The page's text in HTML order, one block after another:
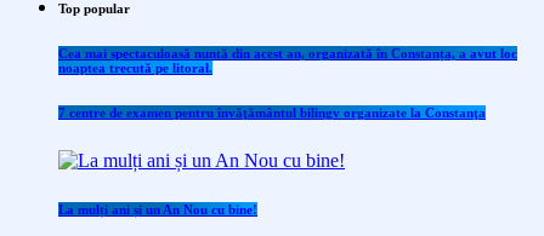
Top popular
Cea mai spectaculoasă nuntă din acest an, organizată în Constanța, a avut loc
noaptea trecută pe litoral.
7 centre de examen pentru învăţământul bilingv organizate la Constanţa
La mulți ani și un An Nou cu bine!